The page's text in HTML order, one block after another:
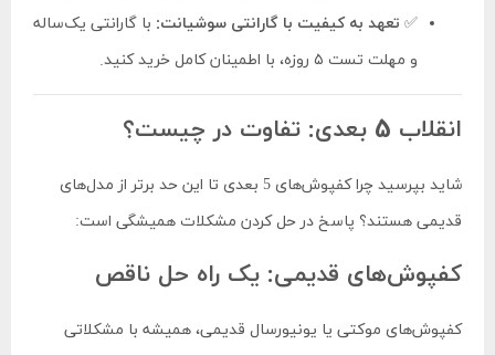
✅ تعهد به کیفیت با گارانتی سوشیانت: با گارانتی یک‌ساله
و مهلت تست ۵ روزه، با اطمینان کامل خرید کنید.
انقلاب 5 بعدی: تفاوت در چیست؟
شاید بپرسید چرا کفپوش‌های 5 بعدی تا این حد برتر از مدل‌های
قدیمی هستند؟ پاسخ در حل کردن مشکلات همیشگی است:
کفپوش‌های قدیمی: یک راه حل ناقص
کفپوش‌های موکتی یا یونیورسال قدیمی، همیشه با مشکلاتی